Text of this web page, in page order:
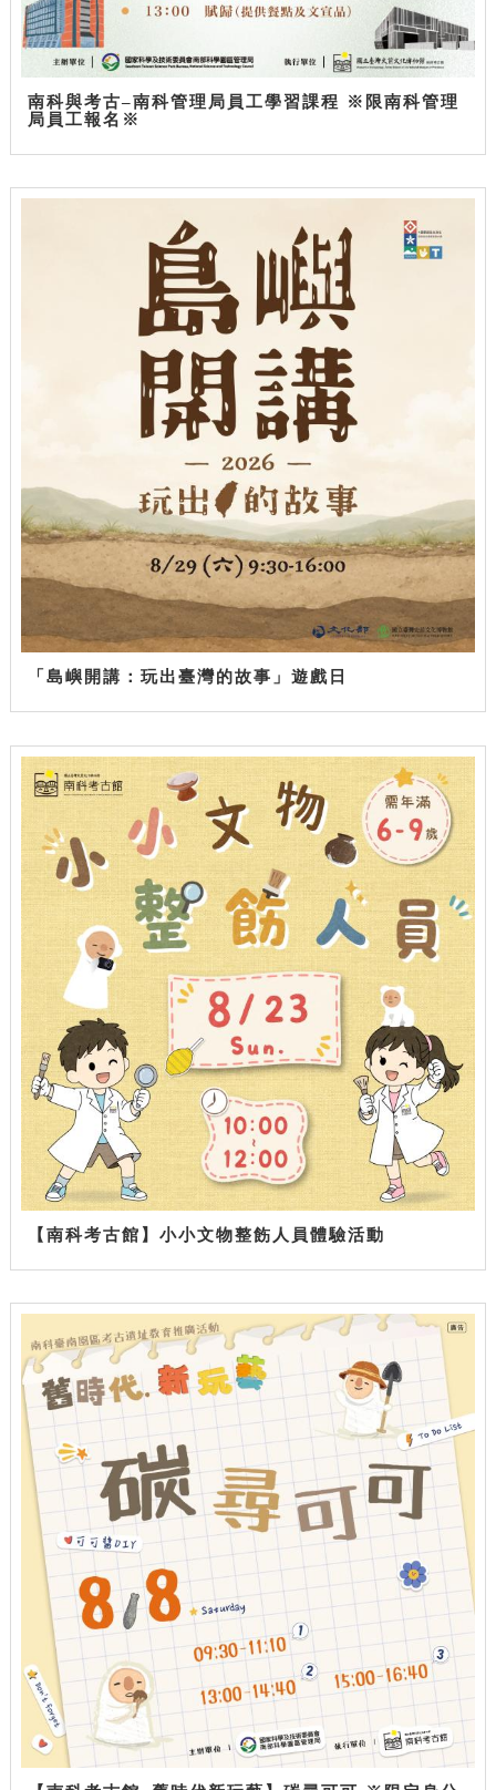
南科與考古–南科管理局員工學習課程 ※限南科管理
局員工報名※
「島嶼開講：玩出臺灣的故事」遊戲日
【南科考古館】小小文物整飭人員體驗活動